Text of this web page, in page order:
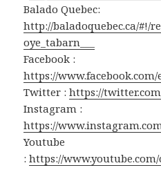
Balado Quebec:
http://baladoquebec.ca/#!/
oye_tabarn___
Facebook :
https://
Twitter :https://
Instagram :
https://
Youtube
:https://www.youtube.com/